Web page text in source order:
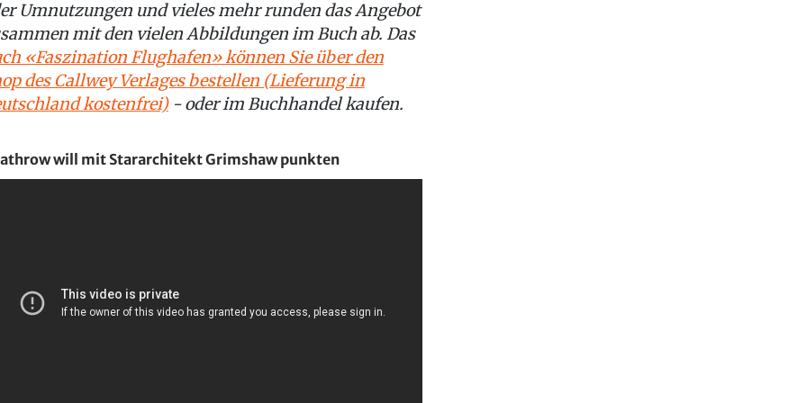
Umnutzungen und vieles mehr runden das Angebot
mit den vielen Abbildungen im Buch ab. Das
«Faszination Flughafen» können Sie über den
des Callwey Verlages bestellen(Lieferung in
kostenfrei)- oder im Buchhandel kaufen.
will mit Stararchitekt Grimshaw punkten